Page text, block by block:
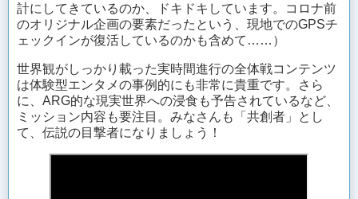
計にしてきているのか、ドキドキしています。コロナ前
のオリジナル企画の要素だったという、現地でのGPSチ
ェックインが復活しているのかも含めて……）
世界観がしっかり載った実時間進行の全体戦コンテンツ
は体験型エンタメの事例的にも非常に貴重です。さら
に、ARG的な現実世界への浸食も予告されているなど、
ミッション内容も要注目。みなさんも「共創者」とし
て、伝説の目撃者になりましょう！